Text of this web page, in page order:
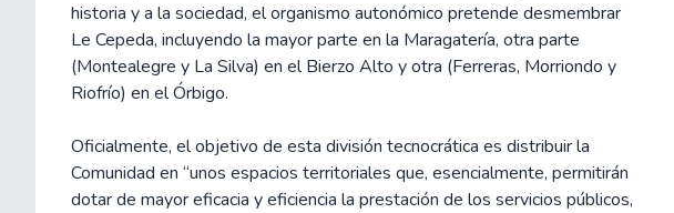
historia y a la sociedad, el organismo autonómico pretende desmembrar
Le Cepeda, incluyendo la mayor parte en la Maragatería, otra parte
(Montealegre y La Silva) en el Bierzo Alto y otra (Ferreras, Morriondo y
Riofrío) en el Órbigo.
Oficialmente, el objetivo de esta división tecnocrática es distribuir la
Comunidad en “unos espacios territoriales que, esencialmente, permitirán
dotar de mayor eficacia y eficiencia la prestación de los servicios públicos,